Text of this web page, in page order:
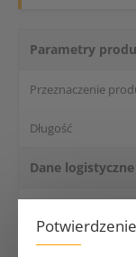
Parametry
Przeznaczenie
Długość
Dane logistyczne